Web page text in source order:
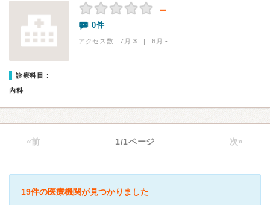
－
0件
アクセス数 7月:3 | 6月:-
診療科目：
内科
«前 1/1ページ 次»
19件の医療機関が見つかりました